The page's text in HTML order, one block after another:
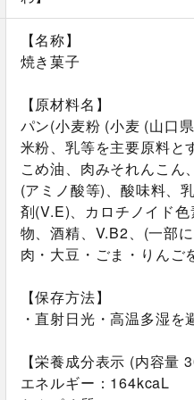
【名称】
焼き菓子
【原材料名】
パン(小麦粉 (小麦 (山口
米粉、乳等を主要原料と
こめ油、肉みそれんこん
(アミノ酸等)、酸味料、
剤(V.E)、カロチノイド
物、酒精、V.B2、(一部
肉・大豆・ごま・りんご
【保存方法】
・直射日光・高温多湿を
【栄養成分表示 (内容量
エネルギー：164kcaL